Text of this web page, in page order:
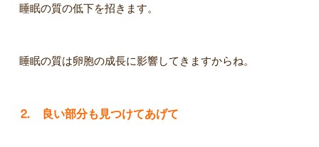
睡眠の質の低下を招きます。
睡眠の質は卵胞の成長に影響してきますからね。
⒉ 良い部分も見つけてあげて